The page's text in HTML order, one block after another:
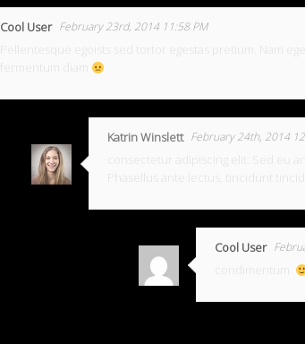
Cool User February 23rd, 2014 11:58 PM
Pellentesque egoists sed tortor egestas pretium. Nam
fermentum diam
Katrin Winslett February 24th, 2014
consectetur adipiscing elit. Sed eu
Phasellus ante lectus, tincidunt
Cool User
condimentum.